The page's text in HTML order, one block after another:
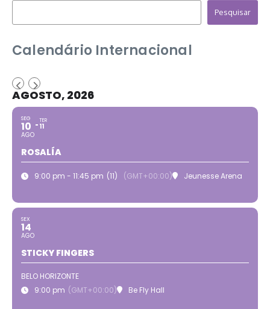
Pesquisar
Calendário Internacional
AGOSTO, 2026
SEG
10
AGO
TER
11
ROSALÍA
9:00 pm - 11:45 pm (11) (GMT+00:00) Jeunesse Arena
SEX
14
AGO
STICKY FINGERS
BELO HORIZONTE
9:00 pm (GMT+00:00) Be Fly Hall